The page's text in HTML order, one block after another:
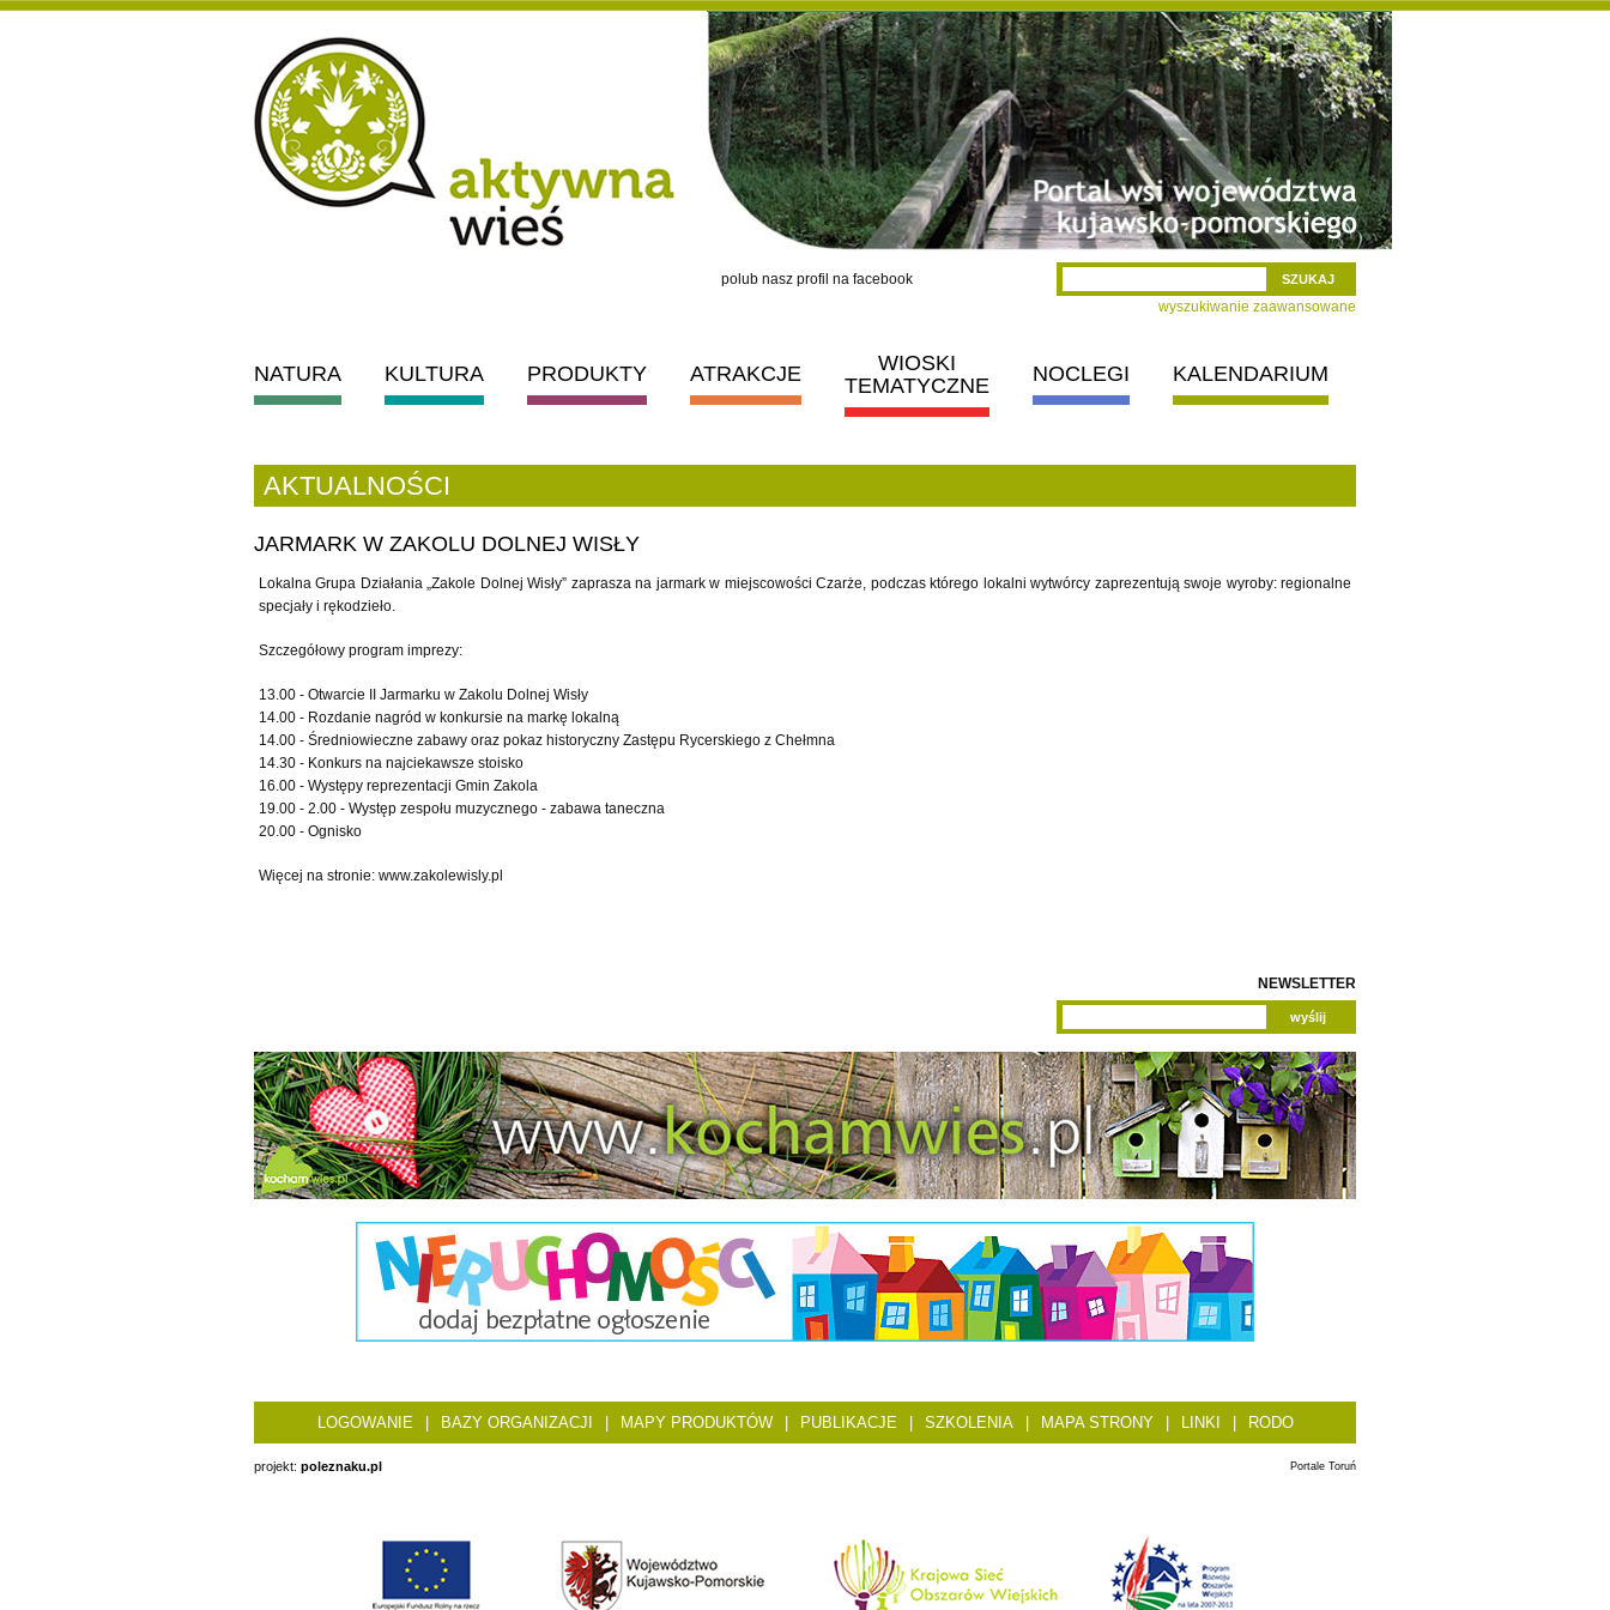
polub nasz profil na facebook
wyszukiwanie zaawansowane
NATURA KULTURA PRODUKTY ATRAKCJE
WIOSKI
TEMATYCZNE
NOCLEGI KALENDARIUM
AKTUALNOŚCI
JARMARK W ZAKOLU DOLNEJ WISŁY
Lokalna Grupa Działania „Zakole Dolnej Wisły” zaprasza na jarmark w miejscowości Czarże, podczas którego lokalni wytwórcy zaprezentują swoje wyroby: regionalne
specjały i rękodzieło.
Szczegółowy program imprezy:
13.00 - Otwarcie II Jarmarku w Zakolu Dolnej Wisły
14.00 - Rozdanie nagród w konkursie na markę lokalną
14.00 - Średniowieczne zabawy oraz pokaz historyczny Zastępu Rycerskiego z Chełmna
14.30 - Konkurs na najciekawsze stoisko
16.00 - Występy reprezentacji Gmin Zakola
19.00 - 2.00 - Występ zespołu muzycznego - zabawa taneczna
20.00 - Ognisko
Więcej na stronie: www.zakolewisly.pl
NEWSLETTER
LOGOWANIE BAZY ORGANIZACJI MAPY PRODUKTÓW PUBLIKACJE SZKOLENIA MAPA STRONY LINKI RODO
projekt: poleznaku.pl Portale Toruń